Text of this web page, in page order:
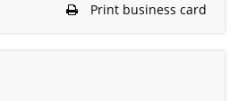
Print business card